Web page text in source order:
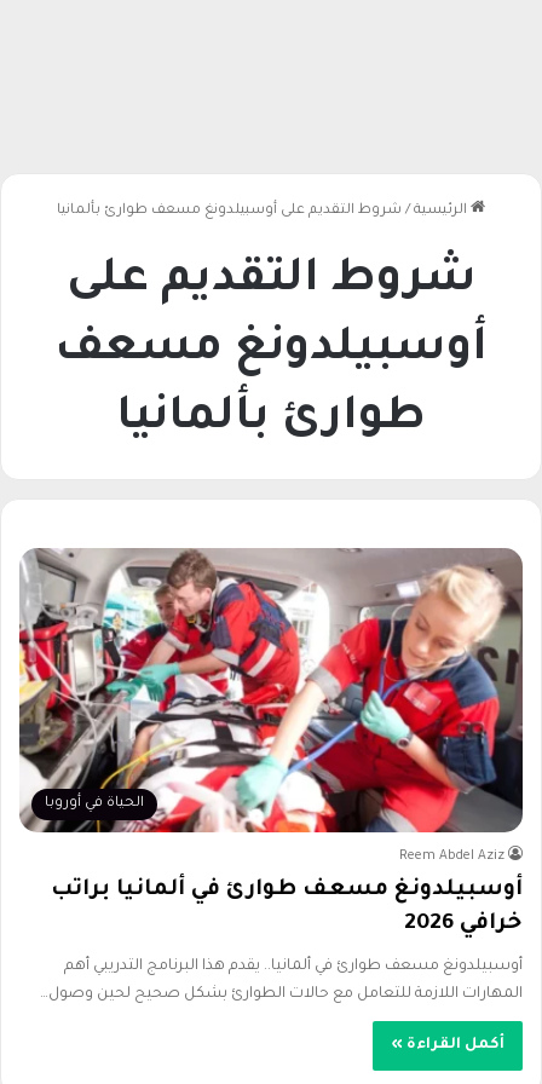
الرئيسية / شروط التقديم على أوسبيلدونغ مسعف طوارئ بألمانيا
شروط التقديم على
أوسبيلدونغ مسعف
طوارئ بألمانيا
الحياة في أوروبا
Reem Abdel Aziz
أوسبيلدونغ مسعف طوارئ في ألمانيا براتب
خرافي 2026
أوسبيلدونغ مسعف طوارئ في ألمانيا.. يقدم هذا البرنامج التدريبي أهم
المهارات اللازمة للتعامل مع حالات الطوارئ بشكل صحيح لحين وصول…
أكمل القراءة »